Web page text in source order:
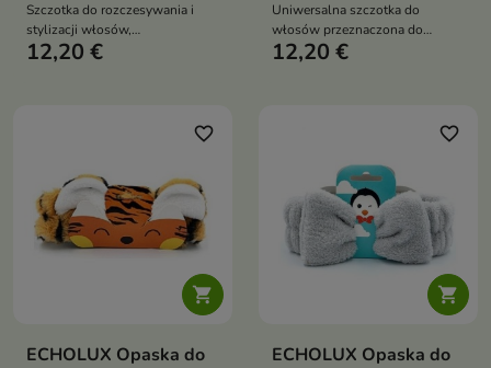
Szczotka do rozczesywania i
stylizacji włosów,
zaprojektowana do codziennego
12,20 €
Uniwersalna szczotka do
włosów przeznaczona do
codziennego użytku, zarówno
12,20 €

favorite_border
ECHOLUX Opaska do

favorite_border
ECHOLUX Opaska do